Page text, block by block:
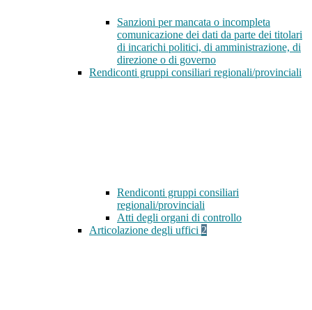
Sanzioni per mancata o incompleta
comunicazione dei dati da parte dei titolari
di incarichi politici, di amministrazione, di
direzione o di governo
Rendiconti gruppi consiliari regionali/provinciali
Rendiconti gruppi consiliari
regionali/provinciali
Atti degli organi di controllo
Articolazione degli uffici 2